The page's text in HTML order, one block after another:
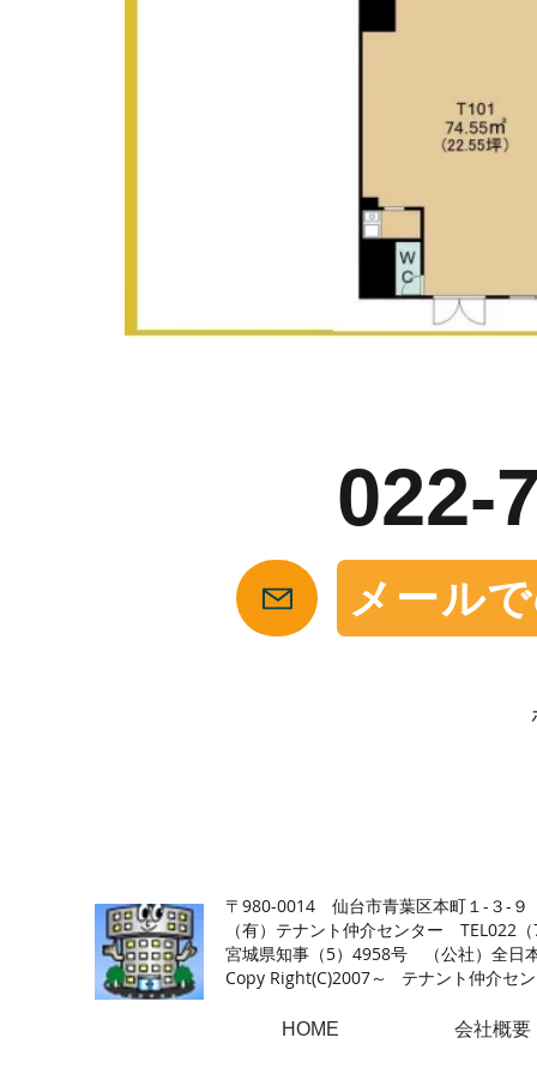
022-
メール
〒980-0014 仙台市青葉区本町１-３-９
（有）テナント仲介センター TEL022
宮城県知事（5）4958号 （公社）全日
Copy Right(C)2007～ テナント仲介セ
HOME 会社概要